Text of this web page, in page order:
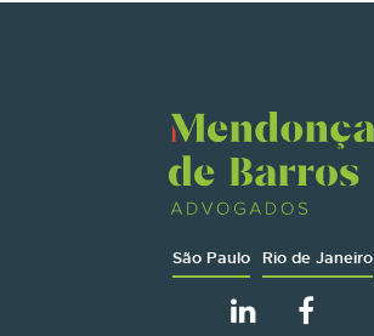
São Paulo Rio de Janeiro